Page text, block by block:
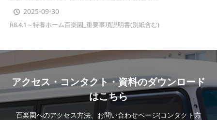
2025-09-30
R8.4.1～特養ホーム百楽園_重要事項説明書(別紙含む)
アクセス・コンタクト・資料のダウンロード
はこちら
百楽園へのアクセス方法、お問い合わせページ(コンタクト方